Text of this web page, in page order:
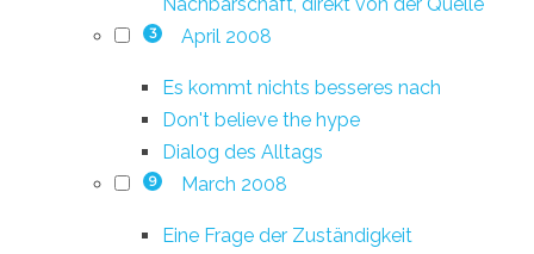
3 April 2008
Es kommt nichts besseres nach
Don't believe the hype
Dialog des Alltags
9 March 2008
Eine Frage der Zuständigkeit